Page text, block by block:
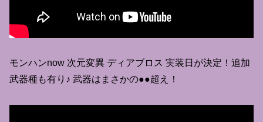
モンハンnow 次元変異 ディアブロス 実装日が決定！追加
武器種も有り♪ 武器はまさかの●●超え！